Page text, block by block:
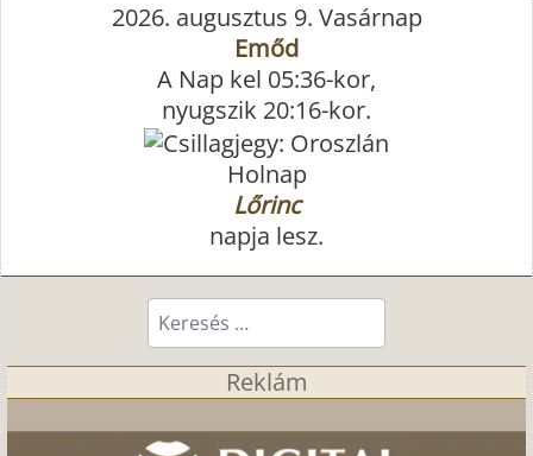
2026. augusztus 9. Vasárnap
Emőd
A Nap kel 05:36-kor,
nyugszik 20:16-kor.
Holnap
Lőrinc
napja lesz.
Keresés...
Reklám